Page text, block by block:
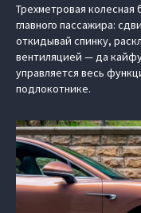
Трехметровая колесная
главного пассажира:
откидывай спинку,
вентиляцией — да
управляется весь
подлокотнике.